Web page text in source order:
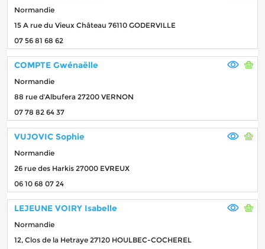
Normandie
15 A rue du Vieux Château 76110 GODERVILLE
07 56 81 68 62
COMPTE Gwénaëlle
Normandie
88 rue d'Albufera 27200 VERNON
07 78 82 64 37
VUJOVIC Sophie
Normandie
26 rue des Harkis 27000 EVREUX
06 10 68 07 24
LEJEUNE VOIRY Isabelle
Normandie
12, Clos de la Hetraye 27120 HOULBEC-COCHEREL